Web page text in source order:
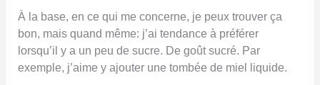
À la base, en ce qui me concerne, je peux trouver ça
bon, mais quand même: j’ai tendance à préférer
lorsqu’il y a un peu de sucre. De goût sucré. Par
exemple, j’aime y ajouter une tombée de miel liquide.